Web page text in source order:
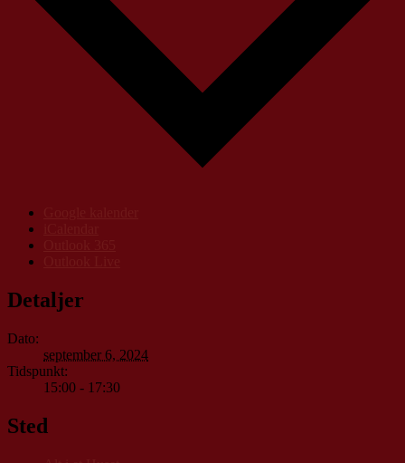
Detaljer
Dato:
september 6, 2024
Tidspunkt:
15:00 - 17:30
Sted